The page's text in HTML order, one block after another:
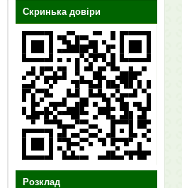
Скринька довіри
Розклад